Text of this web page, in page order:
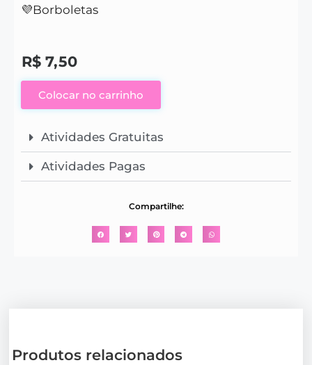
💜Borboletas
R$ 7,50
Colocar no carrinho
Atividades Gratuitas
Atividades Pagas
Compartilhe:
Produtos relacionados